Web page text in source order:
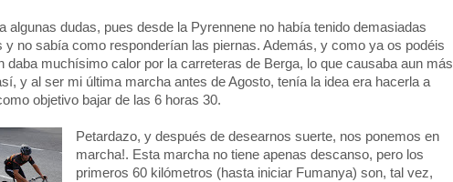
algunas dudas, pues desde la Pyrennene no había tenido demasiadas
y no sabía como responderían las piernas. Además, y como ya os podéis
daba muchísimo calor por la carreteras de Berga, lo que causaba aun más
y al ser mi última marcha antes de Agosto, tenía la idea era hacerla a
objetivo bajar de las 6 horas 30.
Petardazo, y después de desearnos suerte, nos ponemos en
marcha!. Esta marcha no tiene apenas descanso, pero los
primeros 60 kilómetros (hasta iniciar Fumanya) son, tal vez,